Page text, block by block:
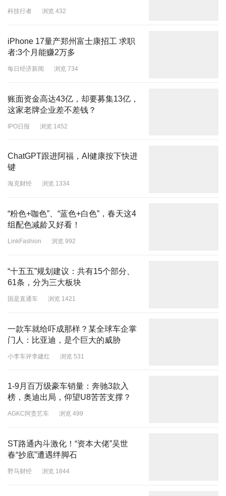
科技行者 浏览 432
iPhone 17量产郑州富士康招工 求职
者:3个月能赚2万多
每日经济新闻 浏览 734
账面资金高达43亿，却要募集13亿，
这家老牌企业差不差钱？
IPO日报 浏览 1452
ChatGPT跟进阿福，AI健康按下快进
键
海克财经 浏览 1334
“粉色+咖色”、“蓝色+白色”，春天这4
组配色减龄又好看！
LinkFashion 浏览 992
“十五五”规划建议：共有15个部分、
61条，分为三大板块
国是直通车 浏览 1421
一款车就给吓成那样？某全球车企掌
门人：比亚迪，是个巨大的威胁
小李车评李建红 浏览 531
1-9月百万级豪车销量：奔驰3款入
榜，奥迪出局，仰望U8苦苦支撑？
AGKC阿贵艺车 浏览 499
ST路通内斗激化！“资本大佬”吴世
春“抄底”遭遇绊脚石
野马财经 浏览 1844